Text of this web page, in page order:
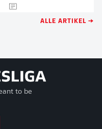
ALLE ARTIKEL →
to be